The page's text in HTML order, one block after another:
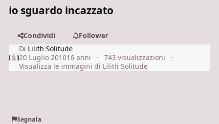
io sguardo incazzato
Condividi
Follower
Di Lilith Solitude
20 Luglio 201016 anni
743 visualizzazioni
Visualizza le immagini di Lilith Solitude
Segnala